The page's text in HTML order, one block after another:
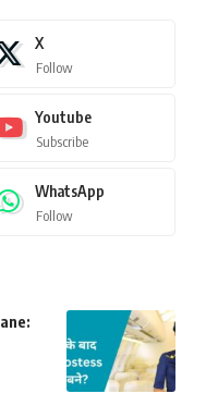
X
Follow
Youtube
Subscribe
WhatsApp
Follow